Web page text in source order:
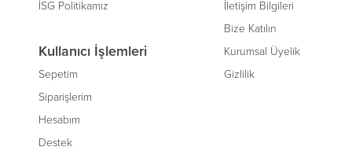
İSG Politikamız
Kullanıcı İşlemleri
Sepetim
Siparişlerim
Hesabım
Destek
İletişim Bilgileri
Bize Katılın
Kurumsal Üyelik
Gizlilik